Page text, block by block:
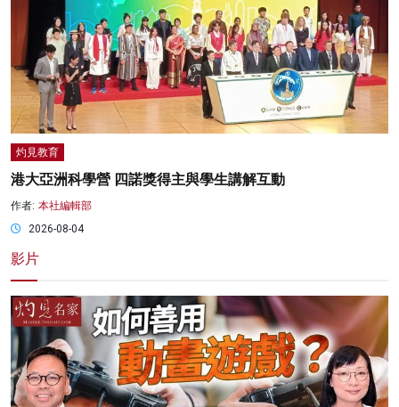
灼見教育
港大亞洲科學營 四諾獎得主與學生講解互動
作者: 本社編輯部
2026-08-04
影片